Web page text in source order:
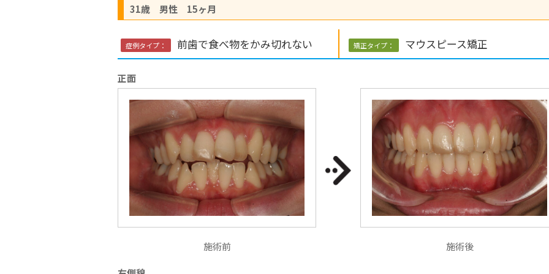
31歳 男性 15ヶ月
症例タイプ： 前歯で食べ物をかみ切れない 矯正タイプ： マウスピース矯正
正面
施術前 施術後